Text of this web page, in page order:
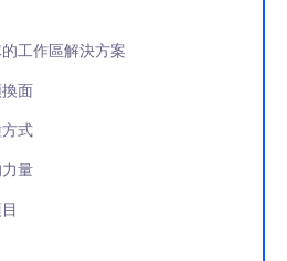
工作區解決方案
隊的工作區解決方案
面
頭換面
式
種方式
量
的力量
項目